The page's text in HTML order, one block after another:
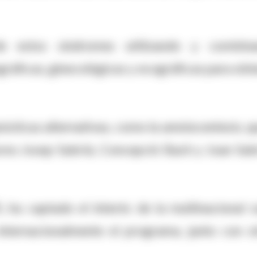
estos síndromes utilizando y
ginecológicas y ecográficas para
alternativas, como la amniocentesis,
Josep Sabrià, Concepció Bach y Joan
captado el interés de la multinacional
el programa, junto con